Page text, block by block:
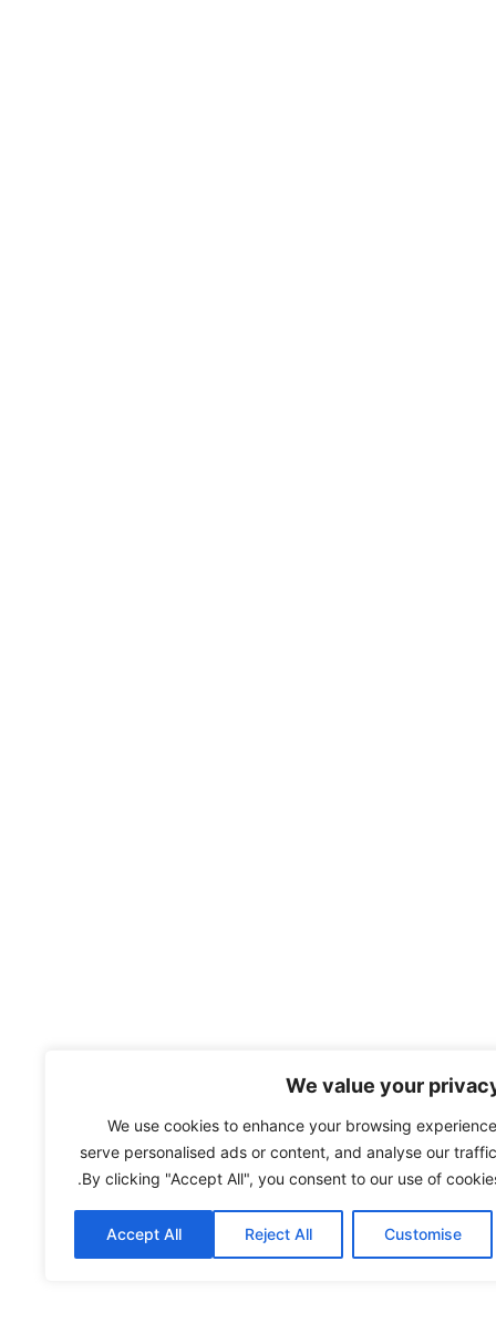
We value your
We use cookies to enhance your browsing
serve personalised ads or content, and analyse our
By clicking "Accept All", you consent to our use of
Customise
Reject All
Accept All